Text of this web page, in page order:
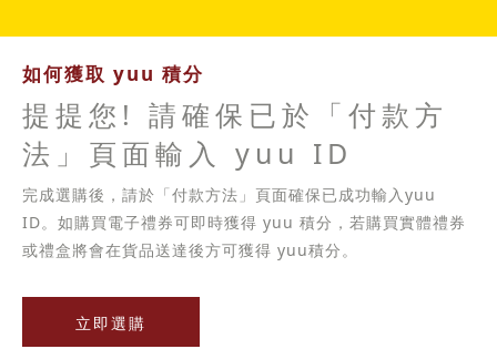
如何獲取 yuu 積分
提提您! 請確保已於「付款方
法」頁面輸入 yuu ID
完成選購後，請於「付款方法」頁面確保已成功輸入yuu
ID。如購買電子禮券可即時獲得 yuu 積分，若購買實體禮券
或禮盒將會在貨品送達後方可獲得 yuu積分。
立即選購